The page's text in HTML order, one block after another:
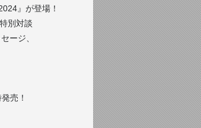
』が登場！
別対談
ージ、
売！